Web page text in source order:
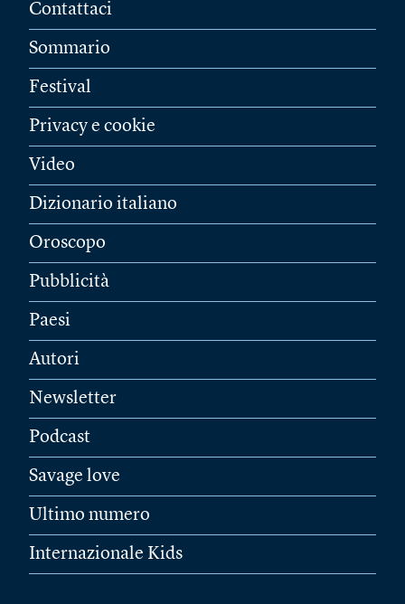
Contattaci
Sommario
Festival
Privacy e cookie
Video
Dizionario italiano
Oroscopo
Pubblicità
Paesi
Autori
Newsletter
Podcast
Savage love
Ultimo numero
Internazionale Kids